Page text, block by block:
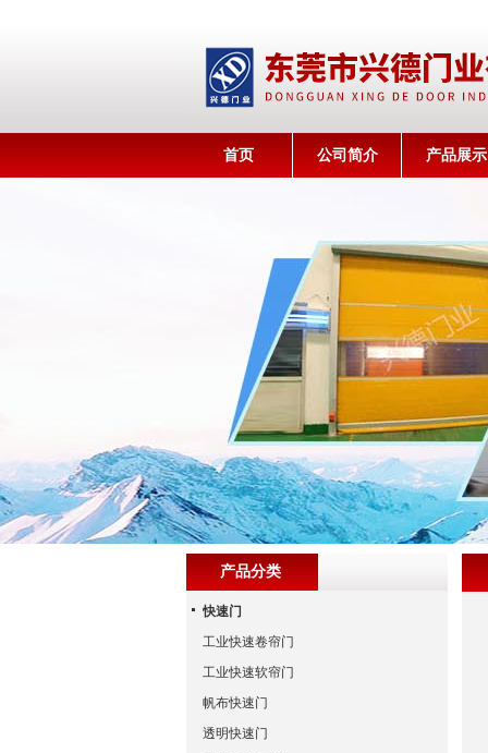
首页 公司简介 产品展示
产品分类
快速门
工业快速卷帘门
工业快速软帘门
帆布快速门
透明快速门